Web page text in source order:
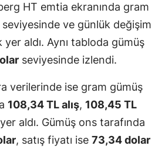
HT emtia ekranında gram
seviyesinde ve günlük değişim
yer aldı. Aynı tabloda gümüş
seviyesinde izlendi.
verilerinde ise gram gümüş
108,34 TL alış, 108,45 TL
aldı. Gümüş ons tarafında
, satış fiyatı ise 73,34 dolar